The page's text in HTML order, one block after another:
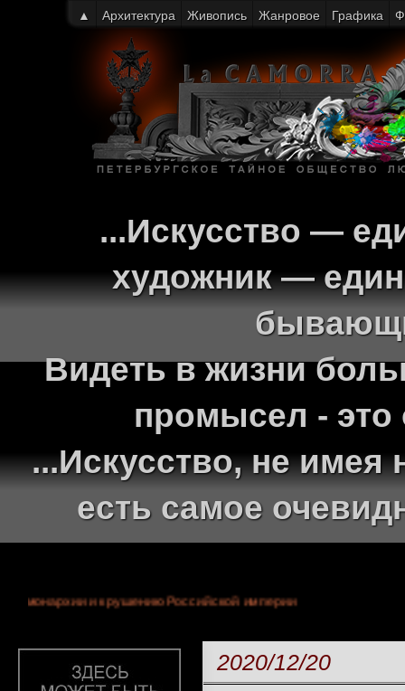
...Искусство —
художник —
Видеть в жизни
промысел - это
...Искусство, не
есть самое
летней монархии и крушению Российской империи
2020/12/20
▲ Архитектура Живопись Жанровое Графика